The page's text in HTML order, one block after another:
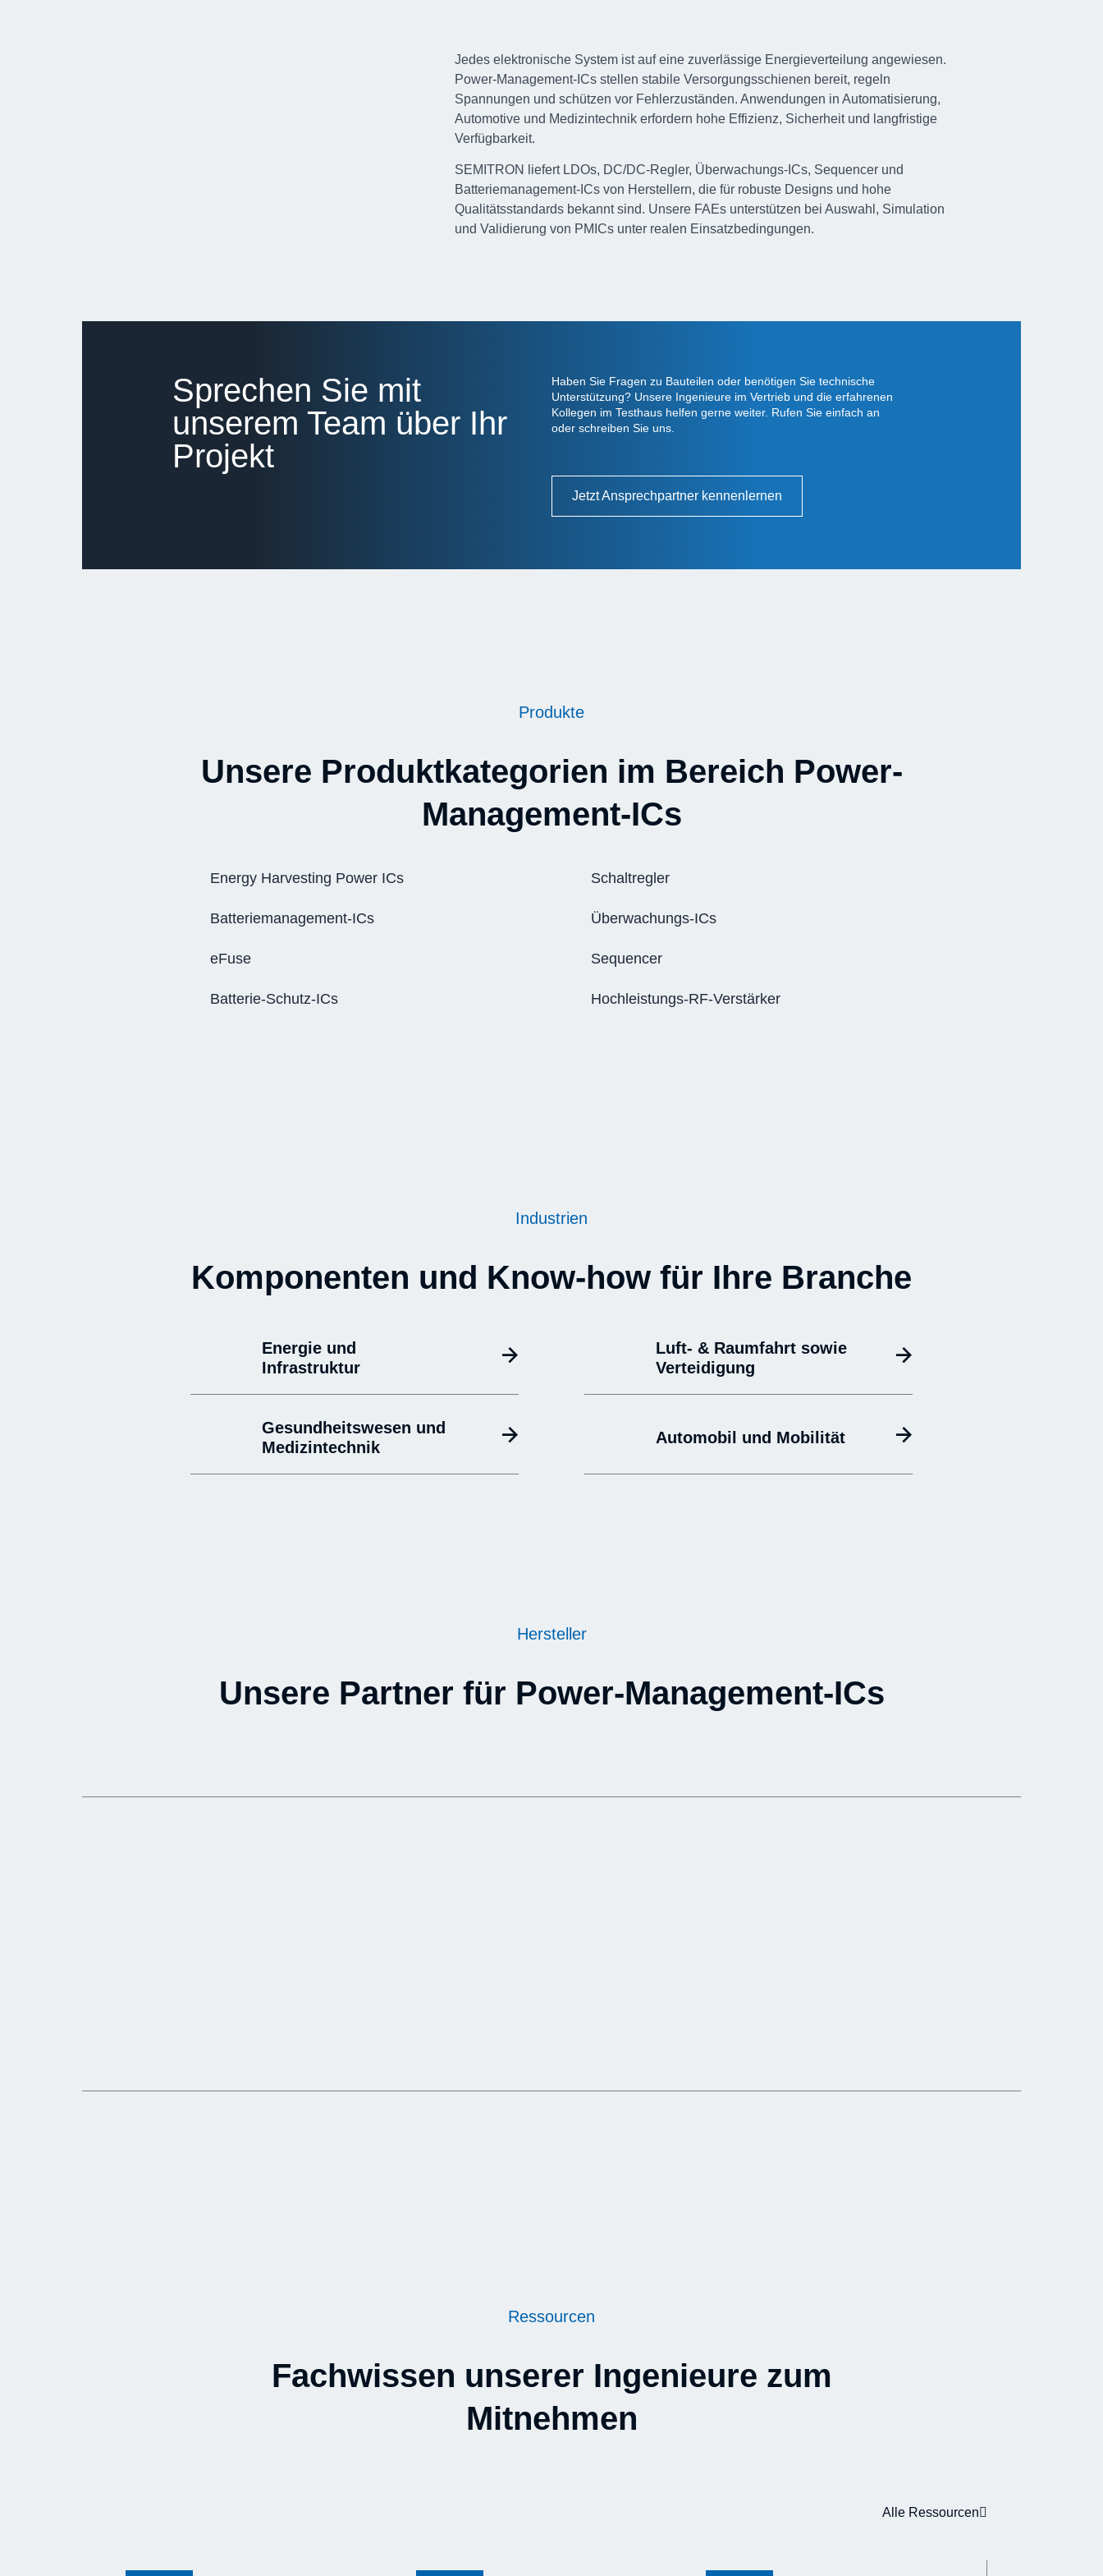
Jedes elektronische System ist auf eine zuverlässige Energieverteilung angewiesen.
Power-Management-ICs stellen stabile Versorgungsschienen bereit, regeln
Spannungen und schützen vor Fehlerzuständen. Anwendungen in Automatisierung,
Automotive und Medizintechnik erfordern hohe Effizienz, Sicherheit und langfristige
Verfügbarkeit.
SEMITRON liefert LDOs, DC/DC-Regler, Überwachungs-ICs, Sequencer und
Batteriemanagement-ICs von Herstellern, die für robuste Designs und hohe
Qualitätsstandards bekannt sind. Unsere FAEs unterstützen bei Auswahl, Simulation
und Validierung von PMICs unter realen Einsatzbedingungen.
Sprechen Sie mit
unserem Team über Ihr
Projekt
Haben Sie Fragen zu Bauteilen oder benötigen Sie technische
Unterstützung? Unsere Ingenieure im Vertrieb und die erfahrenen
Kollegen im Testhaus helfen gerne weiter. Rufen Sie einfach an
oder schreiben Sie uns.
Jetzt Ansprechpartner kennenlernen
Produkte
Unsere Produktkategorien im Bereich Power-
Management-ICs
Energy Harvesting Power ICs Schaltregler
Batteriemanagement-ICs Überwachungs-ICs
eFuse Sequencer
Batterie-Schutz-ICs Hochleistungs-RF-Verstärker
Industrien
Komponenten und Know-how für Ihre Branche
Energie und
Infrastruktur
Luft- & Raumfahrt sowie
Verteidigung
Gesundheitswesen und
Medizintechnik
Automobil und Mobilität
Hersteller
Unsere Partner für Power-Management-ICs
Ressourcen
Fachwissen unserer Ingenieure zum
Mitnehmen
Alle Ressourcen